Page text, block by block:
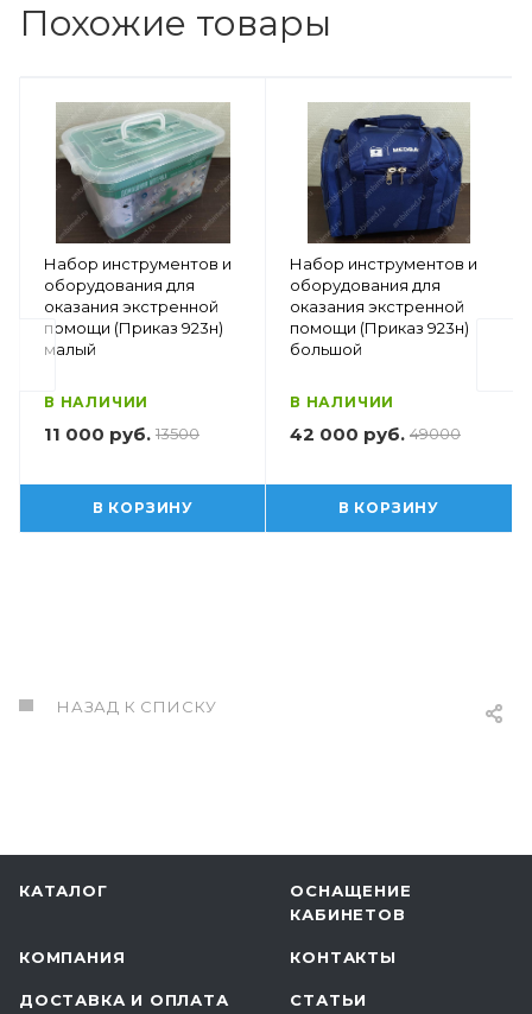
Похожие товары
Набор инструментов и
оборудования для
оказания экстренной
помощи (Приказ 923н)
малый
В НАЛИЧИИ
11 000 руб. 13500
В КОРЗИНУ
Набор инструментов и
оборудования для
оказания экстренной
помощи (Приказ 923н)
большой
В НАЛИЧИИ
42 000 руб. 49000
В КОРЗИНУ
НАЗАД К СПИСКУ
КАТАЛОГ
ОСНАЩЕНИЕ
КАБИНЕТОВ
КОМПАНИЯ КОНТАКТЫ
ДОСТАВКА И ОПЛАТА СТАТЬИ